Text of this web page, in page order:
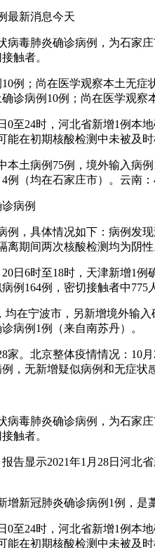
最新消息今天
病毒肺炎确诊病例，为石家
触者。
例；尚在医学观察本土无
诊病例10例；尚在医学观察
0至24时，河北省新增1例
在初期核酸检测中未被及
土病例75例，境外输入病
（均在石家庄市）。云南
病例
例，具体情况如下：病例发
离期间两次核酸检测均为阴性
日6时至18时，天津新增1
例164例，密切接触者中775
均在宁波市，另新增境外输
病例1例（来自南苏丹）。
。北京整体疫情情况：10
，无新增疑似病例和无症状
病毒肺炎确诊病例，为石家
触者。
告显示2021年1月28日河
新冠肺炎确诊病例1例，
0至24时，河北省新增1例
在初期核酸检测中未被及